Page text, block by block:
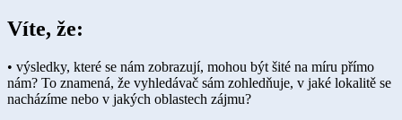
Víte, že:
• výsledky, které se nám zobrazují, mohou být šité na míru přímo
nám? To znamená, že vyhledávač sám zohledňuje, v jaké lokalitě se
nacházíme nebo v jakých oblastech zájmu?